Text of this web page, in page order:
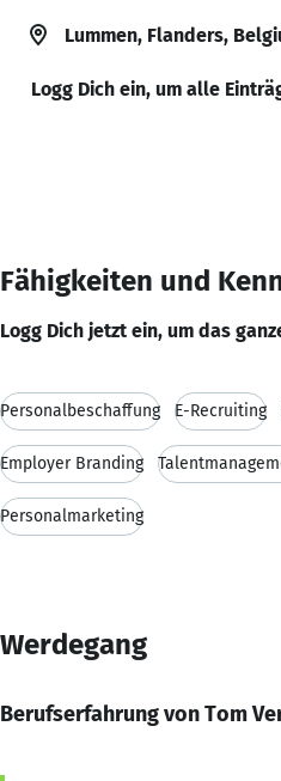
Lummen, Flanders,
Logg Dich ein, um alle
Fähigkeiten und
Logg Dich jetzt ein, um das
Personalbeschaffung E-Recruiting
Employer Branding
Personalmarketing
Werdegang
Berufserfahrung von Tom